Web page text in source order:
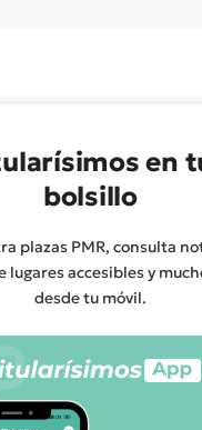
en
bolsillo
plazas PMR, consulta
lugares accesibles y
desde tu móvil.